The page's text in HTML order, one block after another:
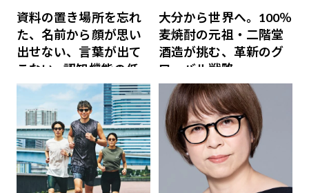
資料の置き場所を忘れ
た、名前から顔が思い
出せない、言葉が出て
こない…認知機能の低
下を救う、脳のインナ
ーケアとは
大分から世界へ。100％
麦焼酎の元祖・二階堂
酒造が挑む、革新のグ
ローバル戦略